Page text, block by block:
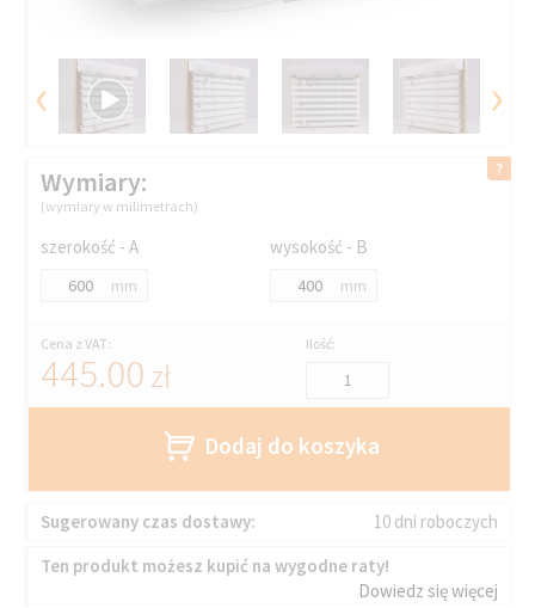
‹ ›
Wymiary:
(wymiary w milimetrach)
szerokość - A
mm
wysokość - B
mm
Cena z VAT:
445.00 zł
Ilość:
Dodaj do koszyka
Sugerowany czas dostawy:
10 dni roboczych
Ten produkt możesz kupić na wygodne raty!
Dowiedz się więcej